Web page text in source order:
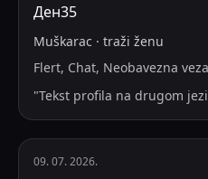
Ден35
Muškarac · traži ženu
Flert, Chat, Neobavezna veza
"Tekst profila na drugom
09. 07. 2026.